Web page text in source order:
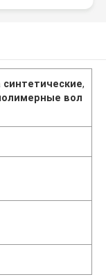
синтетические,
вол